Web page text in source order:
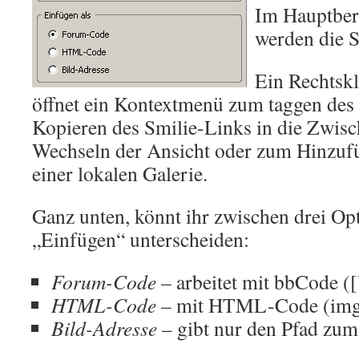
Im
werden die
Ein
öffnet ein Kontextmenü zum taggen
Kopieren des Smilie-Links in die
Wechseln der Ansicht oder zum
einer lokalen Galerie.
Ganz unten, könnt ihr zwischen drei
„Einfügen“ unterscheiden:
Forum-Code– arbeitet mit
HTML-Code– mit HTML-Code
Bild-Adresse– gibt nur den Pfad